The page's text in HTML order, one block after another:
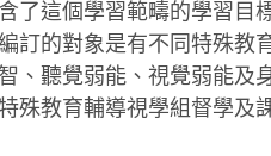
了這個學習範疇的學習目
訂的對象是有不同特殊教
、聽覺弱能、視覺弱能及
殊教育輔導視學組督學及